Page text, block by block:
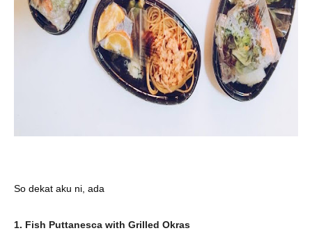
So dekat aku ni, ada
1. Fish Puttanesca with Grilled Okras